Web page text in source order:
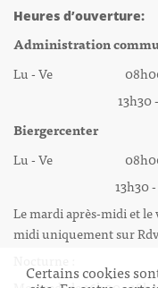
Heures d’ouverture:
Administration
Lu - Ve 08h00 -
13h30 -
Biergercenter
Lu - Ve 08h00 -
13h30 -
Le mardi après-midi et le
midi uniquement sur
Certains cookies